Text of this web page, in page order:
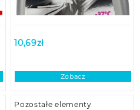
10,69zł
Zobacz
Pozostałe elementy